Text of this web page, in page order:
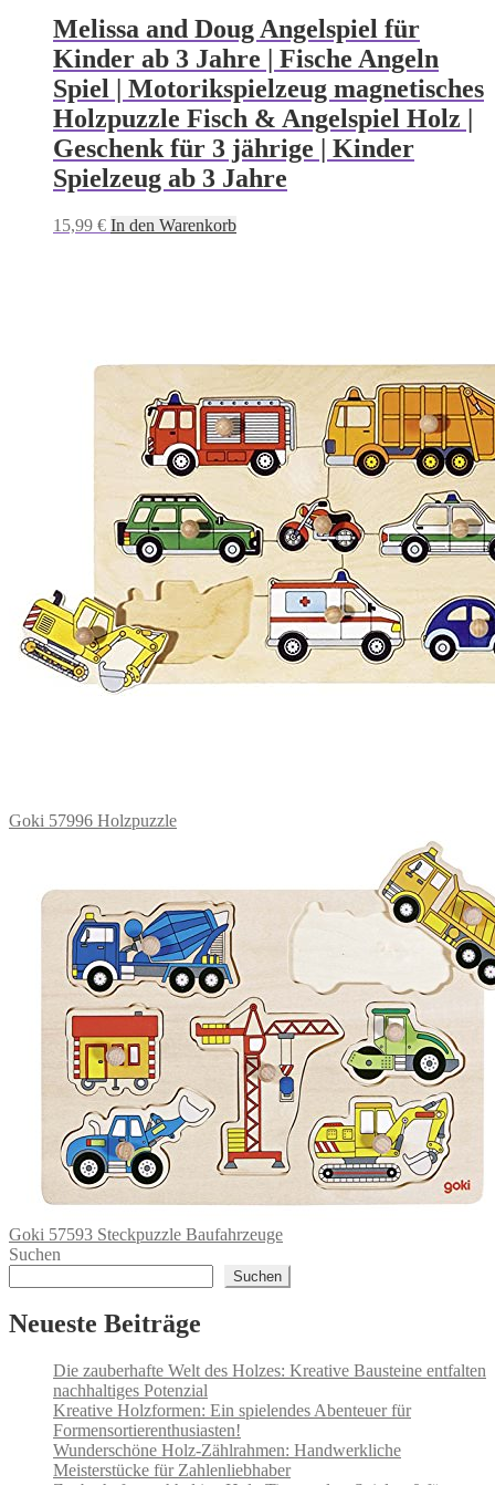
Melissa and Doug Angelspiel für
Kinder ab 3 Jahre | Fische Angeln
Spiel | Motorikspielzeug magnetisches
Holzpuzzle Fisch & Angelspiel Holz |
Geschenk für 3 jährige | Kinder
Spielzeug ab 3 Jahre
15,99 € In den Warenkorb
Goki 57996 Holzpuzzle
Goki 57593 Steckpuzzle Baufahrzeuge
Suchen
Suchen
Neueste Beiträge
Die zauberhafte Welt des Holzes: Kreative Bausteine entfalten
nachhaltiges Potenzial
Kreative Holzformen: Ein spielendes Abenteuer für
Formensortierenthusiasten!
Wunderschöne Holz-Zählrahmen: Handwerkliche
Meisterstücke für Zahlenliebhaber